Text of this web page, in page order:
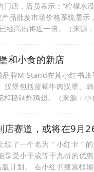
店，店员表示：“柠檬
品批发市场价格系统显
高出将近一倍。（来源：
和小食的新店
牌M Stand在其小红书
汉堡包括蓝莓牛肉汉堡、
秘制炸鸡翅。（来源：小
店赛道，或将在9月
了一个名为 “ 小红卡 ”
享受小于或等于九折的
计划。 在小红书搜索框